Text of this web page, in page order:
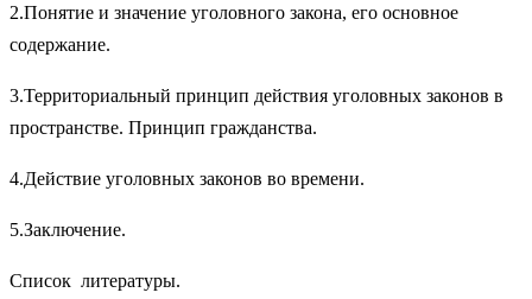
2.Понятие и значение уголовного закона, его основное
содержание.
3.Территориальный принцип действия уголовных законов в
пространстве. Принцип гражданства.
4.Действие уголовных законов во времени.
5.Заключение.
Список литературы.